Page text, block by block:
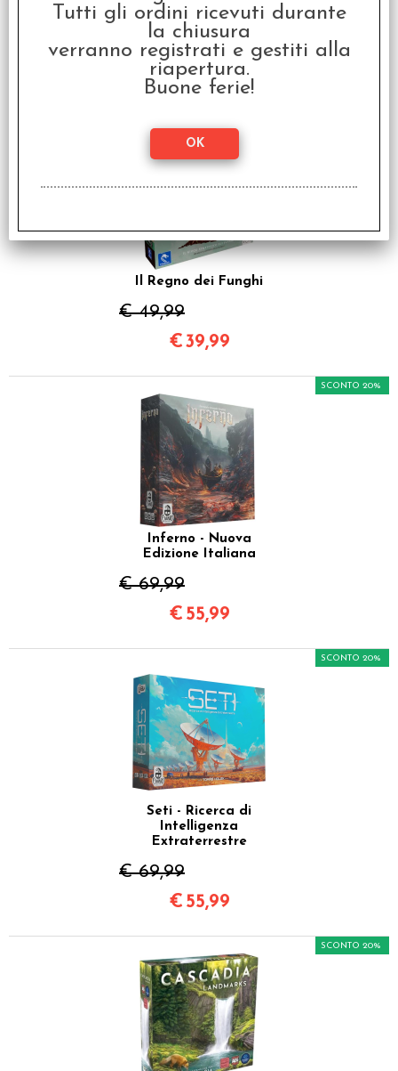
I clienti che hanno acquistato questo
prodotto, hanno scelto anche questi
Il Regno dei Funghi
€ 49,99
€39,99
Inferno - Nuova
Edizione Italiana
€ 69,99
SCONTO 20%
€ 55,99
Seti - Ricerca di
Intelligenza
Extraterrestre
€ 69,99
SCONTO 20%
€ 55,99
SCONTO 20%
Tutti gli ordini ricevuti durante
la chiusura
verranno registrati e gestiti alla
riapertura.
Buone ferie!